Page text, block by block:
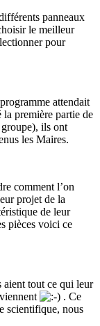
panneaux
le meilleur
pour
attendait
la première partie de
ils ont
les Maires.
comment l’on
projet de la
de leur
pièces voici ce
aient tout ce qui leur
. Ce
scientifique, nous